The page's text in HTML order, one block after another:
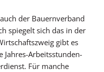
der Bauernverband
spiegelt sich das in der
gibt es
Arbeitsstunden-
Für manche